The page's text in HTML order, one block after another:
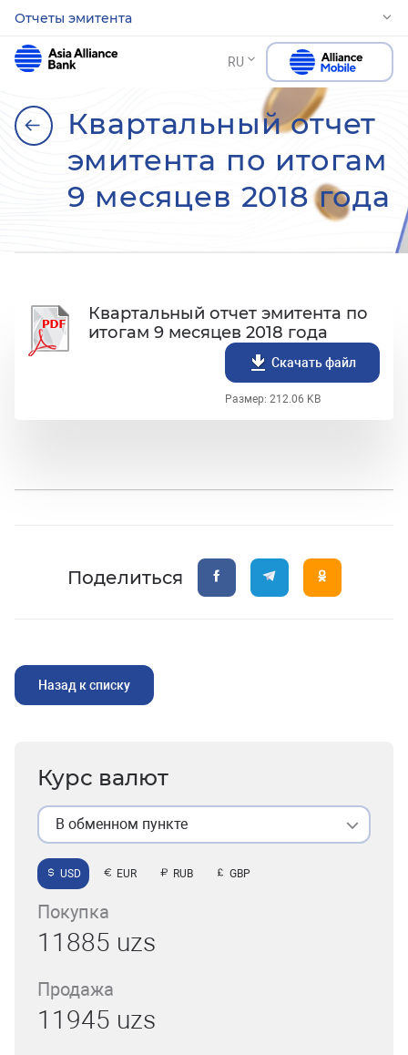
Отчеты эмитента
RU
Квартальный отчет
эмитента по итогам
9 месяцев 2018 года
Квартальный отчет эмитента по
итогам 9 месяцев 2018 года
Скачать файл
Размер: 212.06 KB
Поделиться
Назад к списку
Курс валют
В обменном пункте
USD EUR RUB GBP
Покупка
11885 uzs
Продажа
11945 uzs